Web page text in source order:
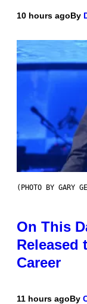
10 hours agoBy
(PHOTO BY GARY
On This
Released
Career
11 hours agoBy